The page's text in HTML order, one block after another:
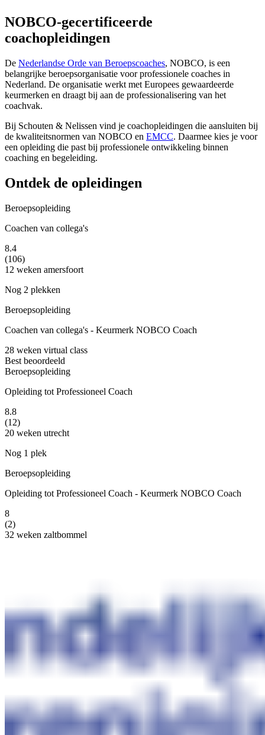
NOBCO-gecertificeerde
coachopleidingen
De Nederlandse Orde van Beroepscoaches, NOBCO, is een
belangrijke beroepsorganisatie voor professionele coaches in
Nederland. De organisatie werkt met Europees gewaardeerde
keurmerken en draagt bij aan de professionalisering van het
coachvak.
Bij Schouten & Nelissen vind je coachopleidingen die aansluiten bij
de kwaliteitsnormen van NOBCO en EMCC. Daarmee kies je voor
een opleiding die past bij professionele ontwikkeling binnen
coaching en begeleiding.
Ontdek de opleidingen
Beroepsopleiding
Coachen van collega's
8.4
(106)
12 weken amersfoort
Nog 2 plekken
Beroepsopleiding
Coachen van collega's - Keurmerk NOBCO Coach
28 weken virtual class
Best beoordeeld
Beroepsopleiding
Opleiding tot Professioneel Coach
8.8
(12)
20 weken utrecht
Nog 1 plek
Beroepsopleiding
Opleiding tot Professioneel Coach - Keurmerk NOBCO Coach
8
(2)
32 weken zaltbommel